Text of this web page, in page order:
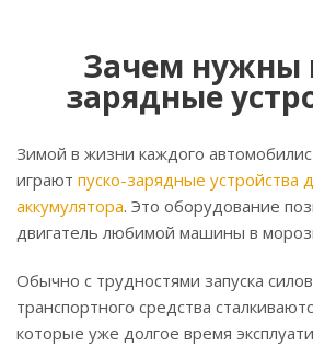
Зачем нужны
зарядные
Зимой в жизни каждого
играют пуско-зарядные устройства
аккумулятора. Это оборудование
двигатель любимой машины в
Обычно с трудностями запуска
транспортного средства
которые уже долгое время